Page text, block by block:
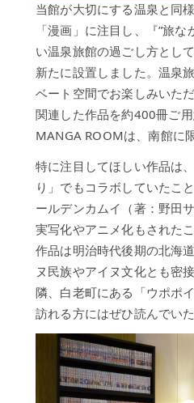
ン
宴
会・
会
ア
セ
ス
ン
ラ
イ
ン
シ
ョ
ッ
当館が大切にする温泉と同
「漫画」に注目し、『”旅
い温泉旅館の過ごし方とし
新たに設置しました。温泉
ベート空間でお楽しみいた
関連した作品を約400冊ご用
MANGA ROOMは、南館に
特に注目してほしい作品は
り」でもコラボしていたこ
ールデンカムイ（著：野田
実写化やアニメ化もされた
作品は明治時代後期の北海
ヌ民族やアイヌ文化とも密
隣、白老町にある「ウポポ
訪れる方にはぜひ読んでい